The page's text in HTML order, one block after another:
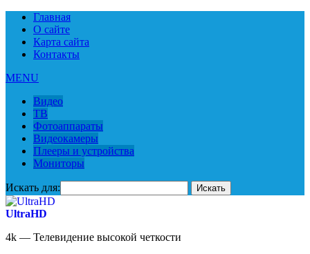
Главная
О сайте
Карта сайта
Контакты
MENU
Видео
ТВ
Фотоаппараты
Видеокамеры
Плееры и устройства
Мониторы
Искать для:
UltraHD
4k — Телевидение высокой четкости